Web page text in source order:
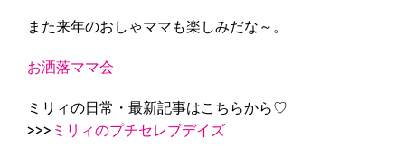
また来年のおしゃママも楽しみだな～。
お洒落ママ会
ミリィの日常・最新記事はこちらから♡
>>> ミリィのプチセレブデイズ